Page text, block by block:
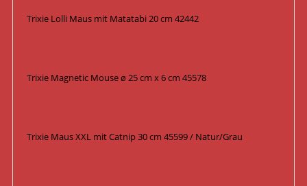
Trixie Lolli Maus mit Matatabi 20 cm 42442
Trixie Magnetic Mouse ø 25 cm x 6 cm 45578
Trixie Maus XXL mit Catnip 30 cm 45599 / Natur/Grau